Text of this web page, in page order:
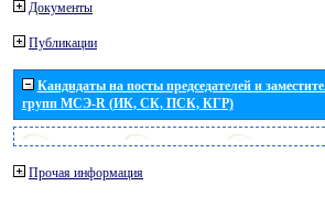
Документы
Публикации
Кандидаты на посты председателей и
групп МСЭ-R (ИК, СК, ПСК, КГР)
Прочая информация